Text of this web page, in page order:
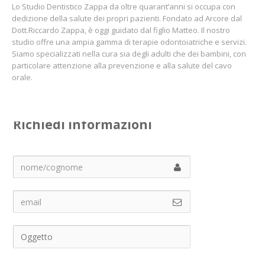
Lo Studio Dentistico Zappa da oltre quarant’anni si occupa con
dedizione della salute dei propri pazienti. Fondato ad Arcore dal
Dott.Riccardo Zappa, è oggi guidato dal figlio Matteo. Il nostro
studio offre una ampia gamma di terapie odontoiatriche e servizi.
Siamo specializzati nella cura sia degli adulti che dei bambini, con
particolare attenzione alla prevenzione e alla salute del cavo
orale.
Richiedi informazioni